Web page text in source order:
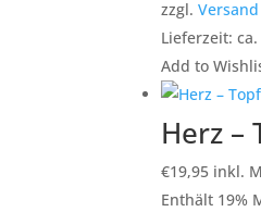
zzgl.Versand
Lieferzeit:
Add to
Herz –
€19,95 inkl.
Enthält 19%